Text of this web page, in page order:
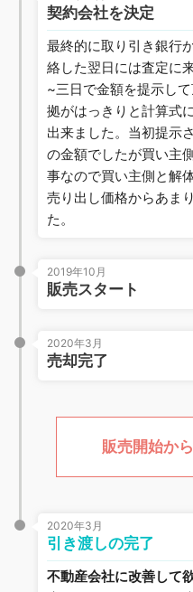
契約会社を決定
最終的に取り引き銀行
絡した翌日には査定に
~三日で金額を提示し
拠がはっきりと計算式
出来ました。当初提示
の金額でしたが買い主
事なので買い主側と解
売り出し価格からあま
た。
2019年10月
販売スタート
2020年3月
売却完了
販売開始か
2020年3月
引き渡しの完了
不動産会社に改善して